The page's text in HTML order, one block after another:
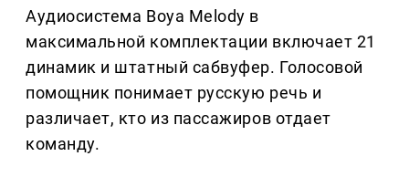
Аудиосистема Boya Melody в
максимальной комплектации включает 21
динамик и штатный сабвуфер. Голосовой
помощник понимает русскую речь и
различает, кто из пассажиров отдает
команду.